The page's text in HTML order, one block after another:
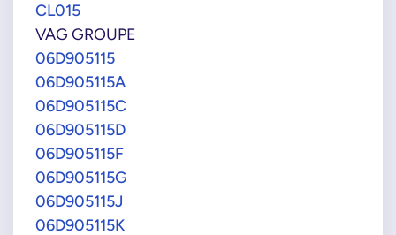
CL015
VAG GROUPE
06D905115
06D905115A
06D905115C
06D905115D
06D905115F
06D905115G
06D905115J
06D905115K